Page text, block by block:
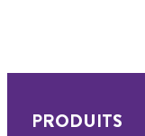
PRODUITS